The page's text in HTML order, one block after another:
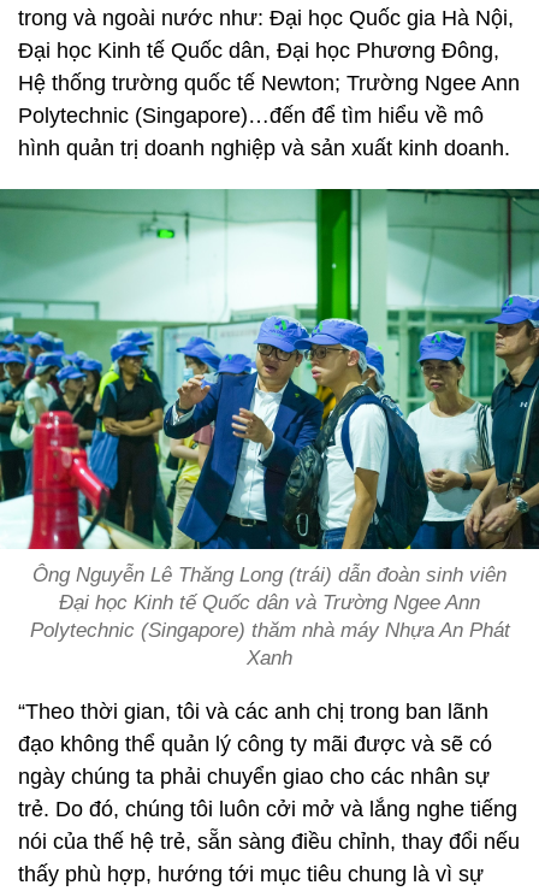
trong và ngoài nước như: Đại học Quốc gia Hà Nội,
Đại học Kinh tế Quốc dân, Đại học Phương Đông,
Hệ thống trường quốc tế Newton; Trường Ngee Ann
Polytechnic (Singapore)…đến để tìm hiểu về mô
hình quản trị doanh nghiệp và sản xuất kinh doanh.
Ông Nguyễn Lê Thăng Long (trái) dẫn đoàn sinh viên
Đại học Kinh tế Quốc dân và Trường Ngee Ann
Polytechnic (Singapore) thăm nhà máy Nhựa An Phát
Xanh
“Theo thời gian, tôi và các anh chị trong ban lãnh
đạo không thể quản lý công ty mãi được và sẽ có
ngày chúng ta phải chuyển giao cho các nhân sự
trẻ. Do đó, chúng tôi luôn cởi mở và lắng nghe tiếng
nói của thế hệ trẻ, sẵn sàng điều chỉnh, thay đổi nếu
thấy phù hợp, hướng tới mục tiêu chung là vì sự